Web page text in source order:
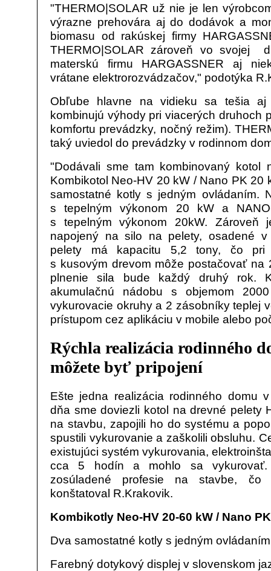
"THERMO|SOLAR už nie je len
výrazne prehovára aj do dodávok a
biomasu od rakúskej firmy
THERMO|SOLAR zároveň vo svojej
materskú firmu HARGASSNER aj
vrátane elektrorozvádzačov," podotýka
Obľube hlavne na vidieku sa tešia aj
kombinujú výhody pri viacerých druhoch
komfortu prevádzky, nočný režim).
taký uviedol do prevádzky v rodinnom
"Dodávali sme tam kombinovaný kotol
Kombikotol Neo-HV 20 kW / Nano PK 20
samostatné kotly s jedným ovládaním.
s tepelným výkonom 20 kW a
s tepelným výkonom 20kW. Zároveň
napojený na silo na pelety, osadené
pelety má kapacitu 5,2 tony, čo pri
s kusovým drevom môže postačovať na
plnenie sila bude každý druhý rok.
akumulačnú nádobu s objemom
vykurovacie okruhy a 2 zásobníky teplej
prístupom cez aplikáciu v mobile alebo
Rýchla realizácia rodinného
môžete byť pripojení
Ešte jedna realizácia rodinného domu
dňa sme doviezli kotol na drevné pelety
na stavbu, zapojili ho do systému a
spustili vykurovanie a zaškolili obsluhu.
existujúci systém vykurovania,
cca 5 hodín a mohlo sa vykurovať.
zosúladené profesie na stavbe, čo
konštatoval R.Krakovik.
Kombikotly Neo-HV 20-60 kW / Nano
Dva samostatné kotly s jedným ovládaním
Farebný dotykový displej v slovenskom